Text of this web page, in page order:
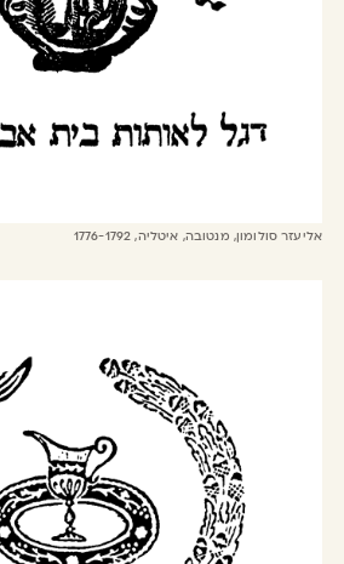
אליעזר סולומון, מנטובה, איטליה, 1776-1792